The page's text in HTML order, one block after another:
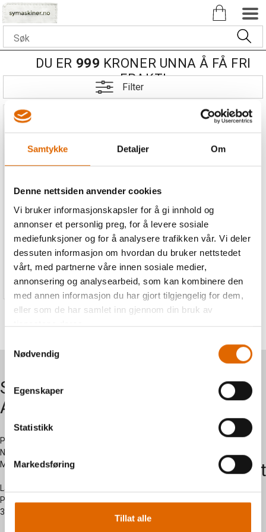
Samtykke Detaljer Om
Denne nettsiden anvender cookies
Vi bruker informasjonskapsler for å gi innhold og
annonser et personlig preg, for å levere sosiale
mediefunksjoner og for å analysere trafikken vår. Vi deler
dessuten informasjon om hvordan du bruker nettstedet
vårt, med partnerne våre innen sosiale medier,
annonsering og analysearbeid, som kan kombinere den
med annen informasjon du har gjort tilgjengelig for dem,
eller som de har samlet inn gjennom din bruk av
tjenestene deres.
Nødvendig
Egenskaper
Statistikk
Markedsføring
Tillat alle
DU ER 999 KRONER UNNA Å FÅ FRI
FRAKT!
Filter
Spolelokk Bernette
Bernette Crafter 05/Academy
05
69,-
Symaskiner
AS
Postadresse:
Nersetvegen 28 -
Myregarden - 3570 Ål
Lagerutsalg:
Prestegardsjordet 2 -
3570 Ål
Om oss
Kontakt
side